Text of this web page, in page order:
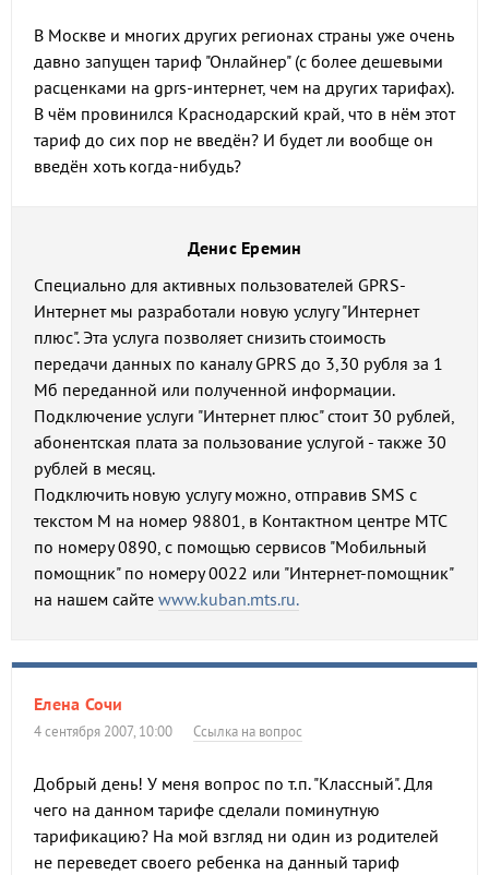
В Москве и многих других регионах страны уже очень
давно запущен тариф "Онлайнер" (с более дешевыми
расценками на gprs-интернет, чем на других тарифах).
В чём провинился Краснодарский край, что в нём этот
тариф до сих пор не введён? И будет ли вообще он
введён хоть когда-нибудь?
Денис Еремин
Специально для активных пользователей GPRS-
Интернет мы разработали новую услугу "Интернет
плюс". Эта услуга позволяет снизить стоимость
передачи данных по каналу GPRS до 3,30 рубля за 1
Мб переданной или полученной информации.
Подключение услуги "Интернет плюс" стоит 30 рублей,
абонентская плата за пользование услугой - также 30
рублей в месяц.
Подключить новую услугу можно, отправив SMS с
текстом М на номер 98801, в Контактном центре МТС
по номеру 0890, с помощью сервисов "Мобильный
помощник" по номеру 0022 или "Интернет-помощник"
на нашем сайте www.kuban.mts.ru.
Елена Сочи
4 сентября 2007, 10:00 Ссылка на вопрос
Добрый день! У меня вопрос по т.п. "Классный". Для
чего на данном тарифе сделали поминутную
тарификацию? На мой взгляд ни один из родителей
не переведет своего ребенка на данный тариф